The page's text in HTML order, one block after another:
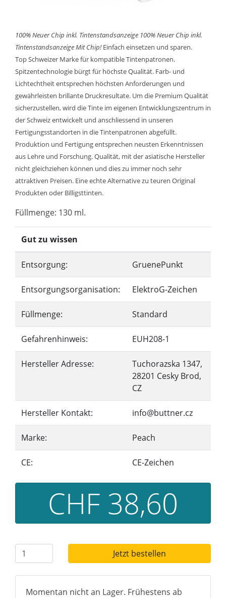
100% Neuer Chip inkl. Tintenstandsanzeige 100% Neuer Chip inkl.
TintenstandsanzeigeMit Chip!Einfach einsetzen und sparen.
Top Schweizer Marke für kompatible Tintenpatronen.
Spitzentechnologie bürgt für höchste Qualität. Farb- und
Lichtechtheit entsprechen höchsten Anforderungen und
gewährleisten brillante Druckresultate. Um die Premium Qualität
sicherzustellen, wird die Tinte im eigenen Entwicklungszentrum in
der Schweiz entwickelt und anschliessend in unseren
Fertigungsstandorten in die Tintenpatronen abgefüllt.
Produktion und Fertigung entsprechen neusten Erkenntnissen
aus Lehre und Forschung. Qualität, mit der asiatische Hersteller
nicht gleichziehen können und dies zu immer noch sehr
attraktiven Preisen. Eine echte Alternative zu teuren Original
Produkten oder Billigsttinten.
Füllmenge: 130 ml.
Gut zu wissen
Entsorgung: GruenePunkt
Entsorgungsorganisation: ElektroG-Zeichen
Füllmenge: Standard
Gefahrenhinweis: EUH208-1
Hersteller Adresse:
Tuchorazska 1347,
28201 Cesky Brod,
CZ
Hersteller Kontakt: info@buttner.cz
Marke: Peach
CE: CE-Zeichen
CHF 38,60
Jetzt bestellen
Momentan nicht an Lager. Frühestens ab